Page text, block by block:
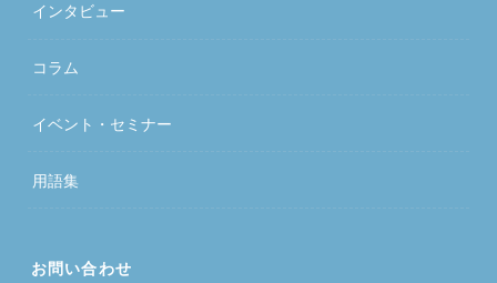
インタビュー
コラム
イベント・セミナー
用語集
お問い合わせ